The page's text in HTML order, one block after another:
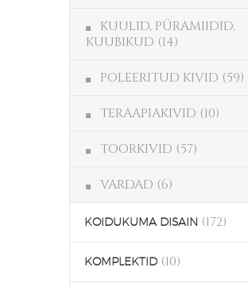
KUULID, PÜRAMIIDID,
KUUBIKUD (14)
POLEERITUD KIVID (59)
TERAAPIAKIVID (10)
TOORKIVID (57)
VARDAD (6)
KOIDUKUMA DISAIN (172)
KOMPLEKTID (10)